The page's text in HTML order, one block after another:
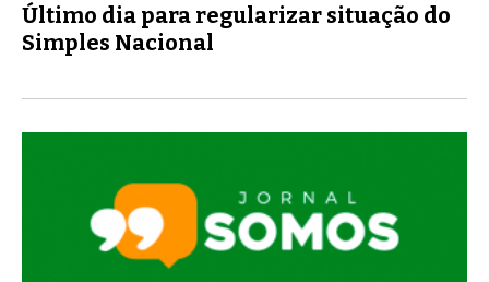
Último dia para regularizar situação do
Simples Nacional